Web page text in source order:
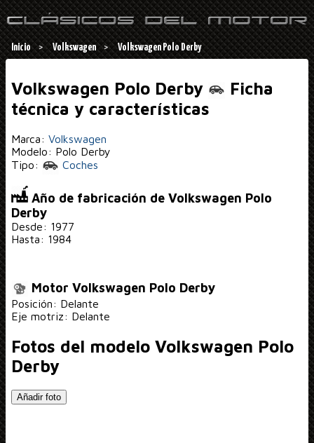
Inicio Volkswagen Volkswagen Polo Derby
Volkswagen Polo Derby
Ficha
técnica y características
Marca: Volkswagen
Modelo: Polo Derby
Tipo:
Coches
Año de fabricación de Volkswagen Polo
Derby
Desde: 1977
Hasta: 1984
Motor Volkswagen Polo Derby
Posición: Delante
Eje motriz: Delante
Fotos del modelo Volkswagen Polo
Derby
Añadir foto